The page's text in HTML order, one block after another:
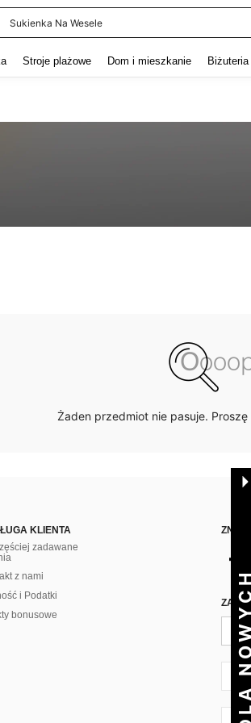
Sukienka Na Wesele
Stroje plażowe Dom i mieszkanie
Żaden przedmiot nie pasuje.
KLIENTA
zadawane
z nami
i Podatki
bonusowe
PL
DLA